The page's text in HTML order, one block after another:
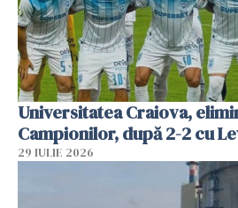
Universitatea Craiova,
Campionilor, după 2-2 cu
29 IULIE 2026